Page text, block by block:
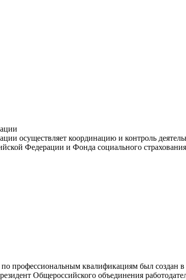
осуществляет координацию и контроль
Федерации и Фонда социального
профессиональным квалификациям был создан
Общероссийского объединения